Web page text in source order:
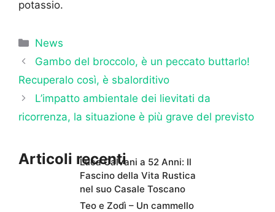
potassio.
Categorie
News
Gambo del broccolo, è un peccato buttarlo!
Recuperalo così, è sbalorditivo
L’impatto ambientale dei lievitati da
ricorrenza, la situazione è più grave del previsto
Articoli recentiLuca Calvani a 52 Anni: Il
Fascino della Vita Rustica
nel suo Casale Toscano
Teo e Zodì – Un cammello